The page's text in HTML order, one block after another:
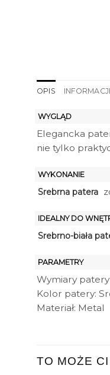
OPIS
WYGLĄD
Elegancka
nie tylko
WYKONANIE
Srebrna patera
IDEALNY DO
Srebrno-biała
PARAMETRY
Wymiary patery
Kolor patery:
Materiał: Metal
TO MOŻE